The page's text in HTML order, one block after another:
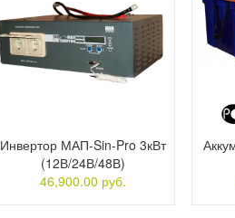
Инвертор МАП-Sin-Pro 3кВт
(12В/24В/48В)
46,900.00 руб.